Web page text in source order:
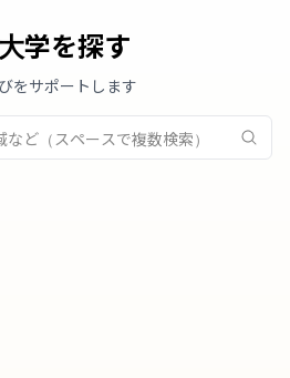
学を探す
をサポートします